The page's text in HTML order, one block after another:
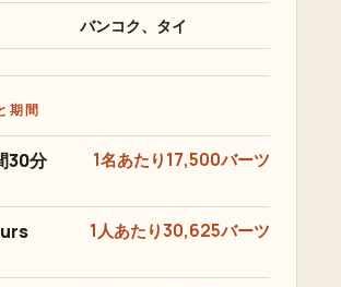
バンコク、タイ
期間
30分 1名あたり17,500バーツ
1人あたり30,625バーツ